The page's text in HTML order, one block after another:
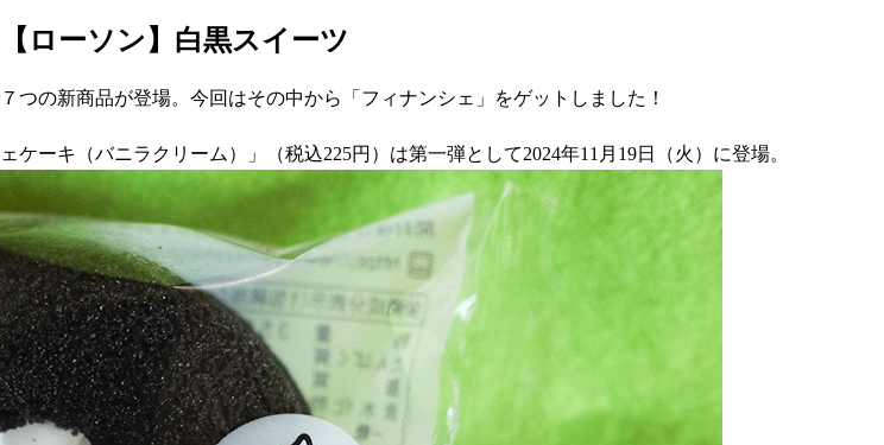
ローソン】白黒スイーツ
の新商品が登場。今回はその中から「フィナンシェ」をゲットしました！
ーキ（バニラクリーム）」（税込225円）は第一弾として2024年11月19日（火）に登場。